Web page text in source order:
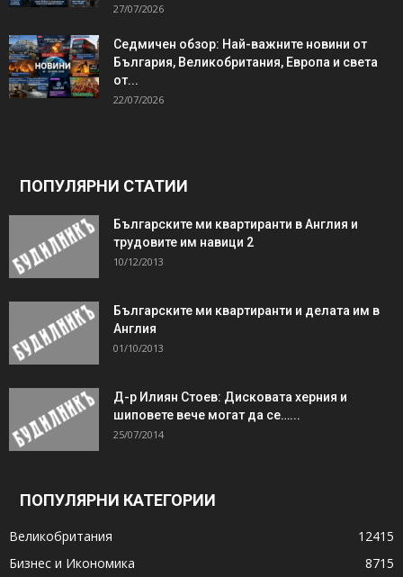
27/07/2026
Седмичен обзор: Най-важните новини от
България, Великобритания, Европа и света
от...
22/07/2026
ПОПУЛЯРНИ СТАТИИ
Българските ми квартиранти в Англия и
трудовите им навици 2
10/12/2013
Българските ми квартиранти и делата им в
Англия
01/10/2013
Д-р Илиян Стоев: Дисковата херния и
шиповете вече могат да се…...
25/07/2014
ПОПУЛЯРНИ КАТЕГОРИИ
Великобритания
12415
Бизнес и Икономика
8715